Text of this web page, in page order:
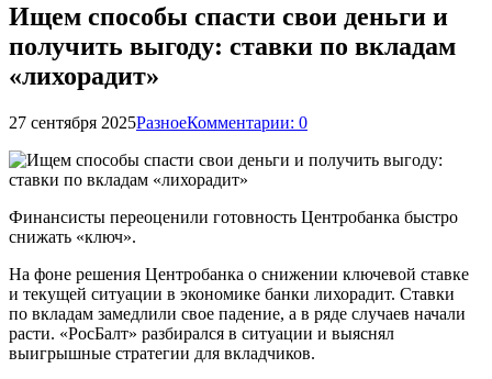
Ищем способы спасти свои деньги и
получить выгоду: ставки по вкладам
«лихорадит»
27 сентября 2025РазноеКомментарии: 0
Финансисты переоценили готовность Центробанка быстро
снижать «ключ».
На фоне решения Центробанка о снижении ключевой ставке
и текущей ситуации в экономике банки лихорадит. Ставки
по вкладам замедлили свое падение, а в ряде случаев начали
расти. «РосБалт» разбирался в ситуации и выяснял
выигрышные стратегии для вкладчиков.